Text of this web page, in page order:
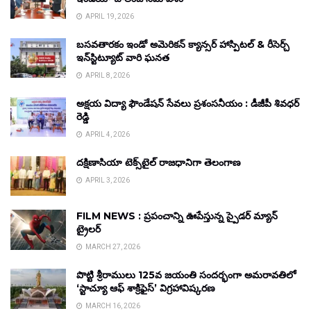
APRIL 19, 2026
బసవతారకం ఇండో అమెరికన్ క్యాన్సర్ హాస్పిటల్ & రీసెర్చ్
ఇన్‌స్టిట్యూట్ వారి ఘనత
APRIL 8, 2026
అక్షయ విద్యా ఫౌండేషన్ సేవలు ప్రశంసనీయం : డీజీపీ శివధర్
రెడ్డి
APRIL 4, 2026
దక్షిణాసియా టెక్స్‌టైల్ రాజధానిగా తెలంగాణ
APRIL 3, 2026
FILM NEWS : ప్రపంచాన్ని ఊపేస్తున్న స్పైడర్ మ్యాన్
ట్రైలర్
MARCH 27, 2026
పొట్టి శ్రీరాములు 125వ జయంతి సందర్భంగా అమరావతిలో
‘స్టాచ్యూ ఆఫ్ శాక్రిఫైస్’ విగ్రహావిష్కరణ
MARCH 16, 2026